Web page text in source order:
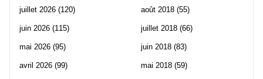
juillet 2026 (120)
juin 2026 (115)
mai 2026 (95)
avril 2026 (99)
août 2018 (55)
juillet 2018 (66)
juin 2018 (83)
mai 2018 (59)